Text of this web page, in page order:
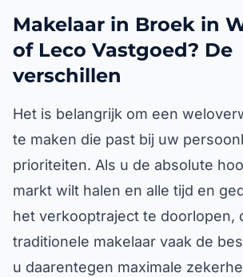
Makelaar in Broek in
of Leco Vastgoed? De
verschillen
Het is belangrijk om een
te maken die past bij uw
prioriteiten. Als u de absolute
markt wilt halen en alle tijd en
het verkooptraject te doorlopen,
traditionele makelaar vaak de
u daarentegen maximale